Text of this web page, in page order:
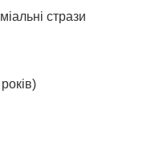
стрази